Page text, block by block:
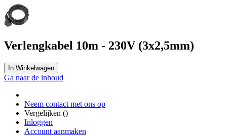
Verlengkabel 10m - 230V (3x2,5mm)
In Winkelwagen
Ga naar de inhoud
Neem contact met ons op
Vergelijken ()
Inloggen
Account aanmaken